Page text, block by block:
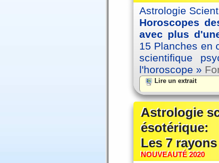
Astrologie
Horoscopes
avec plus
15 Planches en
scientifique
l'horoscope »
Lire un extrait
Astrologie
ésotérique:
Les 7
NOUVEAUTÉ 2020